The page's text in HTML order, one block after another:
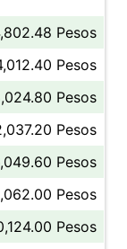
Pesos
Pesos
Pesos
Pesos
Pesos
Pesos
Pesos